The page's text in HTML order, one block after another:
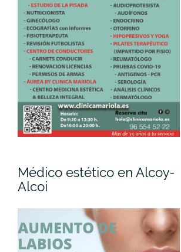
Médico estético en Alcoy-
Alcoi